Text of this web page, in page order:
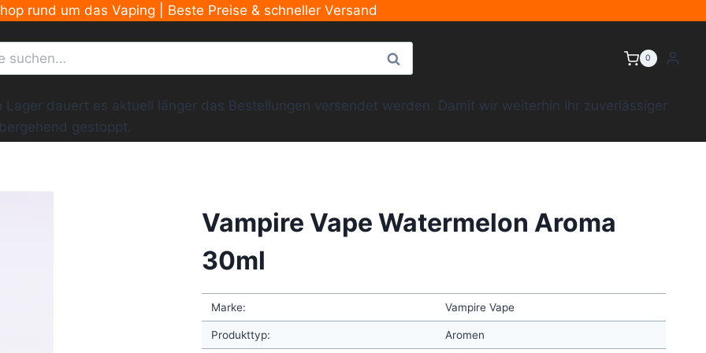
rund um das Vaping | Beste Preise & schneller Versand
Suche 0
dauert es aktuell länger das Bestellungen versendet werden. Damit wir weiterhin Ihr zuverlässiger
gestoppt.
Vampire Vape Watermelon Aroma
30ml
Marke: Vampire Vape
Produkttyp: Aromen